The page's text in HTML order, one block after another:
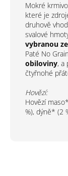
Mokré
které je
druhově
svalové
vybranou
Paté No
obiloviny, a
čtyřnohé
Hovězí:
Hovězí
%), dýně* (2